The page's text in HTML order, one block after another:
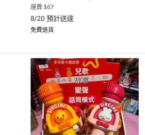
運費 $67
8/20 預計送達
免費退貨